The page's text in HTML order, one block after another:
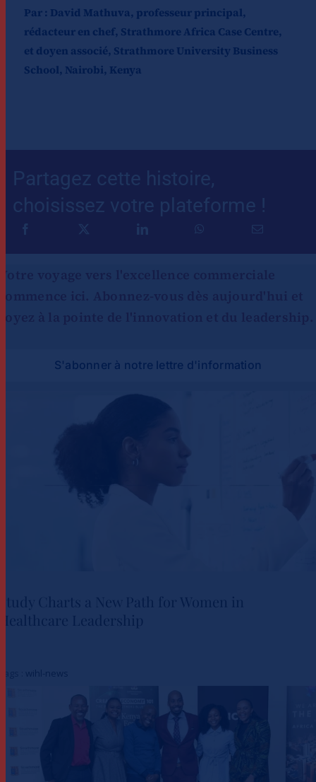
Par : David Mathuva, professeur principal,
rédacteur en chef, Strathmore Africa Case Centre,
et doyen associé, Strathmore University Business
School, Nairobi, Kenya
Partagez cette histoire,
choisissez votre plateforme !
S'abonner à notre lettre d'information
Leadership